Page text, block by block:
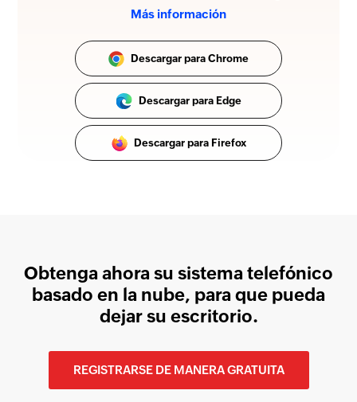
Más información
Descargar para Chrome
Descargar para Edge
Descargar para Firefox
Obtenga ahora su sistema telefónico
basado en la nube, para que pueda
dejar su escritorio.
REGISTRARSE DE MANERA GRATUITA